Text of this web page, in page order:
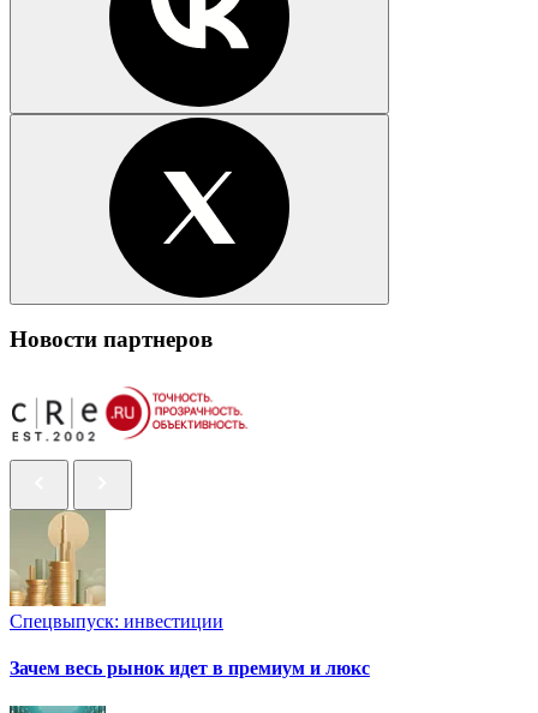
Новости партнеров
Спецвыпуск: инвестиции
Зачем весь рынок идет в премиум и люкс